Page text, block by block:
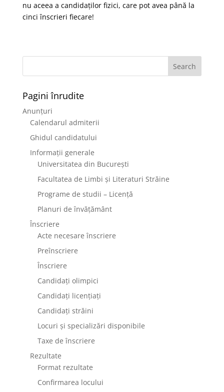
nu aceea a candidaților fizici, care pot avea până la
cinci înscrieri fiecare!
Pagini înrudite
Anunțuri
Calendarul admiterii
Ghidul candidatului
Informații generale
Universitatea din București
Facultatea de Limbi și Literaturi Străine
Programe de studii – Licență
Planuri de învățământ
Înscriere
Acte necesare înscriere
Preînscriere
Înscriere
Candidați olimpici
Candidați licențiați
Candidați străini
Locuri și specializări disponibile
Taxe de înscriere
Rezultate
Format rezultate
Confirmarea locului